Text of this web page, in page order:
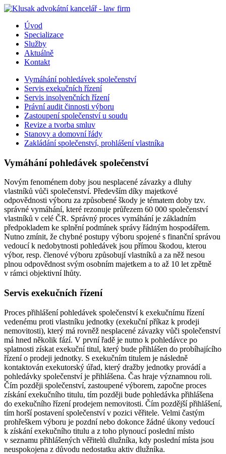
Úvod
Specializace
Služby
Aktuálně
Kontakt
Vymáhání pohledávek společenství
Servis exekučních řízení
Servis insolvenčních řízení
Právní audit činnosti výboru
Zastoupení společenství u soudu
Revize a tvorba smluv
Stanovy a domovní řády
Zakládání společenství, prohlášení vlastníka
Vymáhání pohledávek společenství
Novým fenoménem doby jsou nesplacené závazky a dluhy
vlastníků vůči společenství. Především díky majetkové
odpovědnosti výboru za způsobené škody je tématem doby tzv.
správné vymáhání, které rezonuje průřezem 60 000 společenství
vlastníků v celé ČR. Správný proces vymáhání je základním
předpokladem ke splnění podmínek správy řádným hospodářem.
Nutno zmínit, že chybné postupy výboru spojené s finanční správou
vedoucí k nedobytnosti pohledávek jsou přímou škodou, kterou
výbor, resp. členové výboru způsobují vlastníků a za něž nesou
plnou odpovědnost svým osobním majetkem a to až 10 let zpětně
v rámci objektivní lhůty.
Servis exekučních řízení
Proces přihlášení pohledávek společenství k exekučnímu řízení
vedenému proti vlastníku jednotky (exekuční příkaz k prodeji
nemovitosti), který má rovněž nesplacené závazky vůči společenství
má hned několik fází. V první řadě je nutno k pohledávce po
splatnosti získat exekuční titul, který bude přihlášen do probíhajícího
řízení o prodeji jednotky. S exekučním titulem je následně
kontaktován exekutorský úřad, který dražby jednotky provádí a
pohledávky společenství je přihlášena. Čas hraje významnou roli.
Čím později společenství, zastoupené výborem, započne proces
získání exekučního titulu, tím později bude pohledávka přihlášena
do exekučního řízení prodejem nemovitosti. Čím pozdější přihlášení,
tím horší postavení společenství v pozici věřitele. Velmi častým
prohřeškem výboru je pozdní nebo dokonce žádné úkony vedoucí
k získání exekučního titulu a z toho plynoucí poslední místo
v seznamu přihlášených věřitelů dlužníka, kdy poslední místa jsou
neuspokojena z důvodu nedostatku aktiv dlužníka.